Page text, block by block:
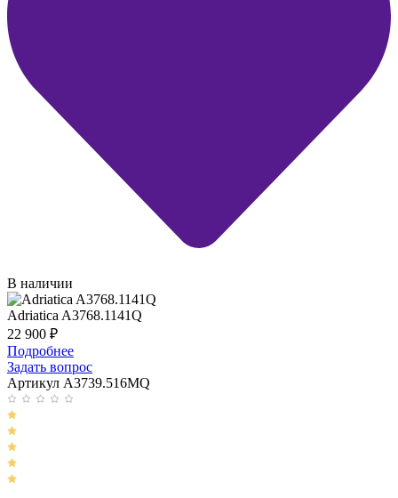
В наличии
Adriatica A3768.1141Q
22 900 ₽
Подробнее
Задать вопрос
Артикул A3739.516MQ